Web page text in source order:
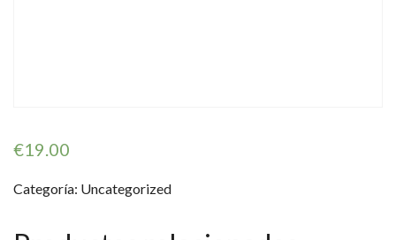
€19.00
Categoría: Uncategorized